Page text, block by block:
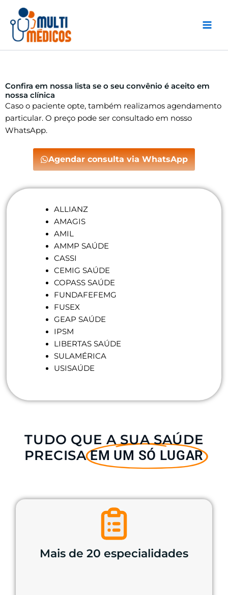
para
conteúdo
Confira em nossa lista se o seu convênio é aceito em
nossa clínica
Caso o paciente opte, também realizamos agendamento
particular. O preço pode ser consultado em nosso
WhatsApp.
Agendar consulta via WhatsApp
ALLIANZ
AMAGIS
AMIL
AMMP SAÚDE
CASSI
CEMIG SAÚDE
COPASS SAÚDE
FUNDAFEFEMG
FUSEX
GEAP SAÚDE
IPSM
LIBERTAS SAÚDE
SULAMÉRICA
USISAÚDE
TUDO QUE A SUA SAÚDE
PRECISA EM UM SÓ LUGAR
Mais de 20 especialidades